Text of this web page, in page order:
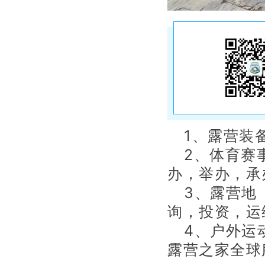
1、露营装
2、体育赛
办，举办，承
3、露营地
询，投资，运
4、户外运
露营之家全